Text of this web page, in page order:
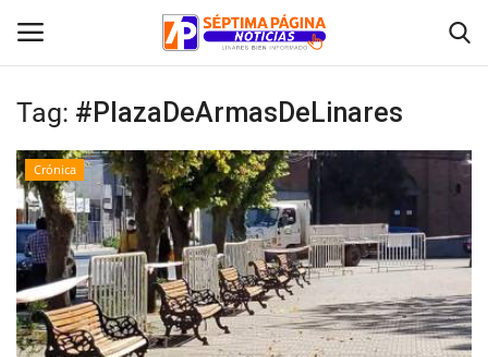
Inicio
Crónica
Policial
Tribunales
Tag: #PlazaDeArmasDeLinares
Crónica